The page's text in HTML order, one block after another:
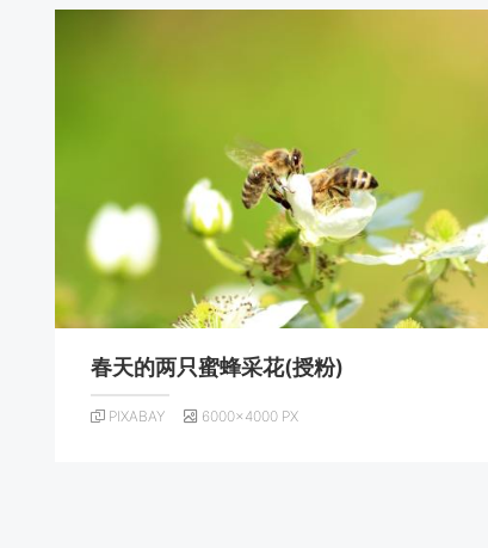
春天的两只蜜蜂采花(授粉)
PIXABAY 6000×4000 PX